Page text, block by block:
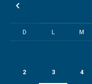
D L M
2 3 4